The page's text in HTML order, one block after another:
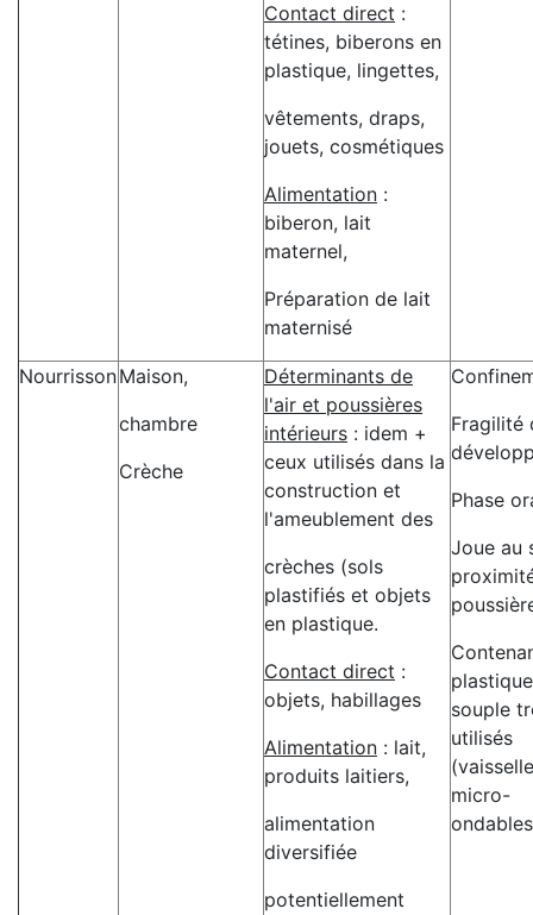
Contact direct :
tétines, biberons en
plastique, lingettes,
vêtements, draps,
jouets, cosmétiques
Alimentation :
biberon, lait
maternel,
Préparation de lait
maternisé
NourrissonMaison,
chambre
Crèche
Déterminants de
l'air et poussières
intérieurs : idem +
ceux utilisés dans la
construction et
l'ameublement des
crèches (sols
plastifiés et objets
en plastique.
Contact direct :
objets, habillages
Alimentation : lait,
produits laitiers,
alimentation
diversifiée
potentiellement
Fragilité
Phase
Joue au
plastique
souple
utilisés
micro-